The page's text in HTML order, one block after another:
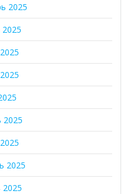
2025
2025
2025
2025
2025